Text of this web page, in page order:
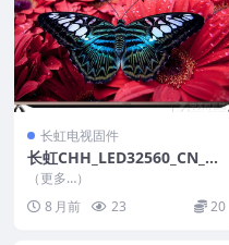
长虹电视固件
长虹CHH_LED32560_CN_RT
D2648_PCB5635-C_TPT315
B5_TAT01_DLED_V2.30_201
21210_U盘刷机固件
（更多…）
8 月前
23 20